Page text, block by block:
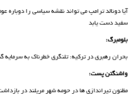
آیا دونالد ترامپ می تواند نقشه سیاسی را دوباره
سفید دست یابد
بلومبرگ:
بحران رهبری در ترکیه: تلنگری خطرناک به سرمایه
واشنگتن پست:
مظنون تیراندازی ها در حومه شهر مریلند در